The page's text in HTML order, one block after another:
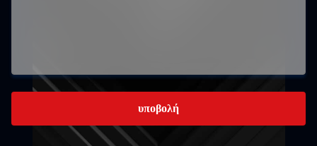
υποβολή